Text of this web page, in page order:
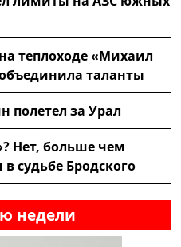
теплоходе «Михаил
таланты
за Урал
Нет, больше чем
судьбе Бродского
недели